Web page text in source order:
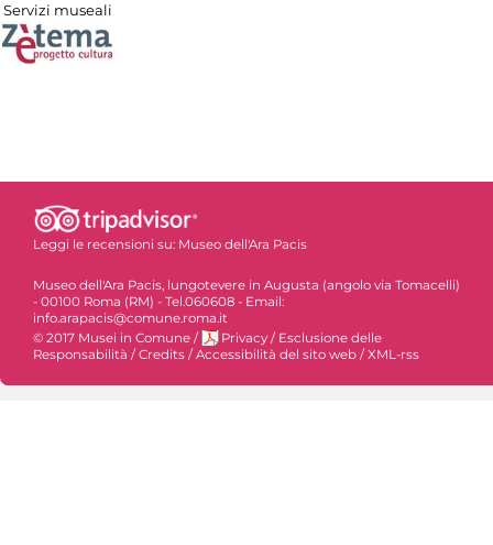
Servizi museali
Leggi le recensioni su: Museo dell'Ara Pacis
Museo dell'Ara Pacis, lungotevere in Augusta (angolo via Tomacelli)
- 00100 Roma (RM) - Tel.060608 - Email:
info.arapacis@comune.roma.it
© 2017 Musei in Comune / Privacy / Esclusione delle
Responsabilità / Credits / Accessibilità del sito web / XML-rss